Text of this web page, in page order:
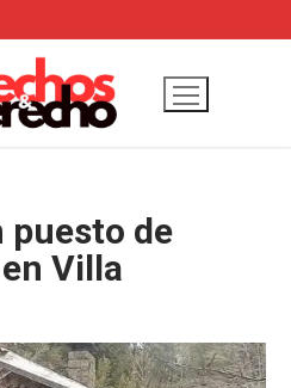
puesto de
Villa